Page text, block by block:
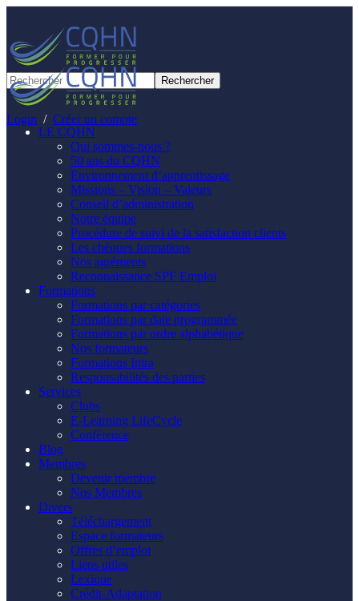
Login / Créer un compte
LE CQHN
Qui sommes-nous ?
50 ans du CQHN
Environnement d’apprentissage
Missions – Vision – Valeurs
Conseil d’administration
Notre équipe
Procédure de suivi de la satisfaction clients
Les chèques formations
Nos agréments
Reconnaissance SPF Emploi
Formations
Formations par catégories
Formations par date programmée
Formations par ordre alphabétique
Nos formateurs
Formations Intra
Responsabilités des parties
Services
Clubs
E-Learning LifeCycle
Conférence
Blog
Membres
Devenir membre
Nos Membres
Divers
Téléchargement
Espace formateurs
Offres d’emploi
Liens utiles
Lexique
Crédit-Adaptation
Panneau de gestion des cookies